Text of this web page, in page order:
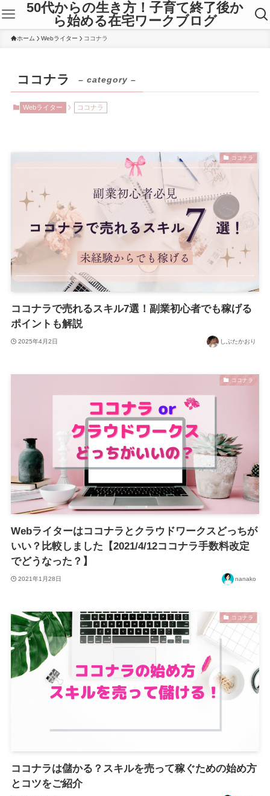
50代からの生き方！子育て終了後か
ら始める在宅ワークブログ
ホーム Webライター ココナラ
ココナラ – category –
Webライター ココナラ
ココナラ
ココナラで売れるスキル7選！副業初心者でも稼げる
ポイントも解説
2025年4月2日 しぶたかおり
ココナラ
Webライターはココナラとクラウドワークスどっちが
いい？比較しました【2021/4/12ココナラ手数料改定
でどうなった？】
2021年1月28日 nanako
ココナラ
ココナラは儲かる？スキルを売って稼ぐための始め方
とコツをご紹介